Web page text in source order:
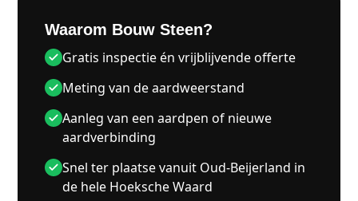
Waarom Bouw Steen?
Gratis inspectie én vrijblijvende offerte
Meting van de aardweerstand
Aanleg van een aardpen of nieuwe
aardverbinding
Snel ter plaatse vanuit Oud-Beijerland in
de hele Hoeksche Waard